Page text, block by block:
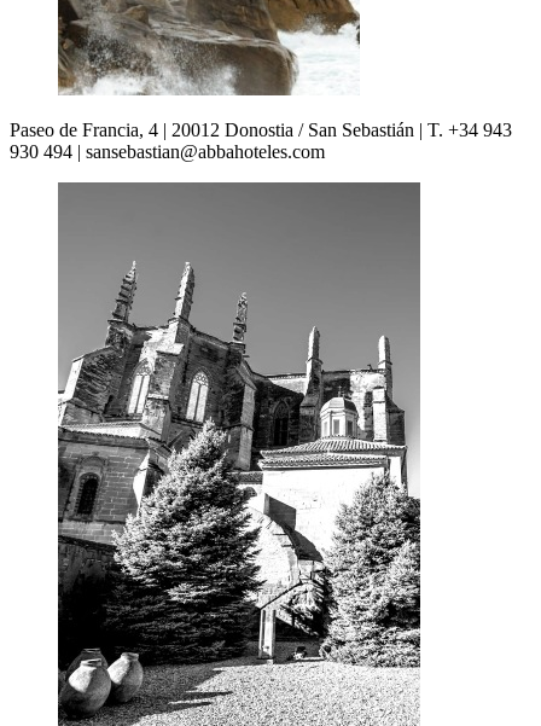
Paseo de Francia, 4 | 20012 Donostia / San Sebastián | T. +34 943
930 494 | sansebastian@abbahoteles.com